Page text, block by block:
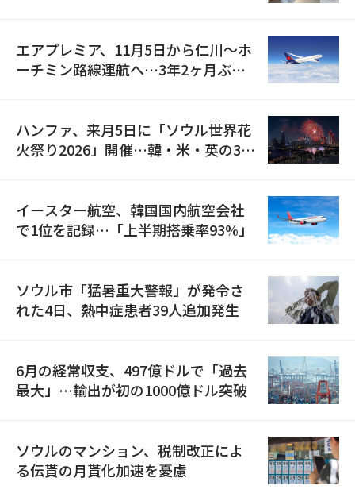
エアプレミア、11月5日から仁川〜ホ
ーチミン路線運航へ…3年2ヶ月ぶり
ハンファ、来月5日に「ソウル世界花
火祭り2026」開催…韓・米・英の3カ
イースター航空、韓国国内航空会社
で1位を記録…「上半期搭乗率93%」
ソウル市「猛暑重大警報」が発令さ
れた4日、熱中症患者39人追加発生
6月の経常収支、497億ドルで「過去
最大」…輸出が初の1000億ドル突破
ソウルのマンション、税制改正によ
る伝貰の月貰化加速を憂慮